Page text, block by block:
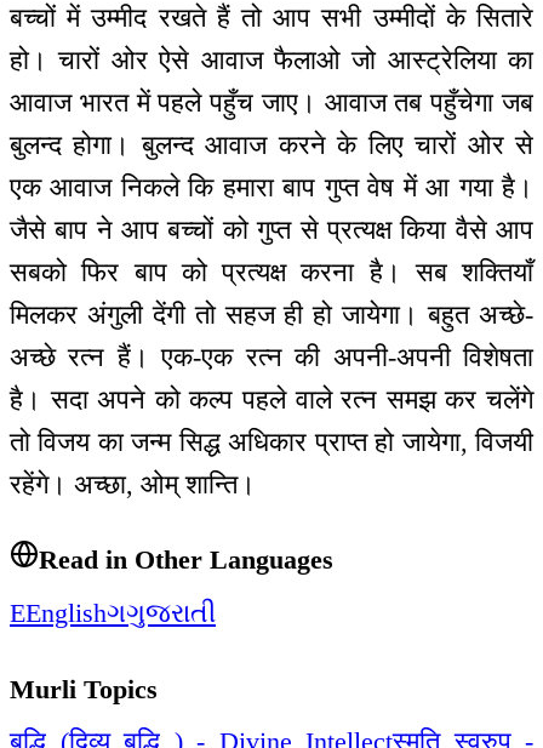
बच्चों में उम्मीद रखते हैं तो आप सभी उम्मीदों के सितारे
हो। चारों ओर ऐसे आवाज फैलाओ जो आस्ट्रेलिया का
आवाज भारत में पहले पहुँच जाए। आवाज तब पहुँचेगा जब
बुलन्द होगा। बुलन्द आवाज करने के लिए चारों ओर से
एक आवाज निकले कि हमारा बाप गुप्त वेष में आ गया है।
जैसे बाप ने आप बच्चों को गुप्त से प्रत्यक्ष किया वैसे आप
सबको फिर बाप को प्रत्यक्ष करना है। सब शक्तियाँ
मिलकर अंगुली देंगी तो सहज ही हो जायेगा। बहुत अच्छे-
अच्छे रत्न हैं। एक-एक रत्न की अपनी-अपनी विशेषता
है। सदा अपने को कल्प पहले वाले रत्न समझ कर चलेंगे
तो विजय का जन्म सिद्ध अधिकार प्राप्त हो जायेगा, विजयी
रहेंगे। अच्छा, ओम् शान्ति।
Read in Other Languages
EEnglishગગુજરાતી
Murli Topics
बुद्धि (दिव्य बुद्धि ) - Divine Intellectस्मृति स्वरुप -